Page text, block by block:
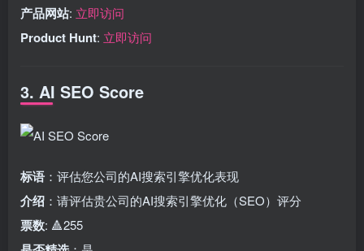
产品网站: 立即访问
Product Hunt: 立即访问
3. AI SEO Score
标语 ：评估您公司的AI搜索引擎优化表现
介绍 ：请评估贵公司的AI搜索引擎优化（SEO）评分
票数: 🔺255